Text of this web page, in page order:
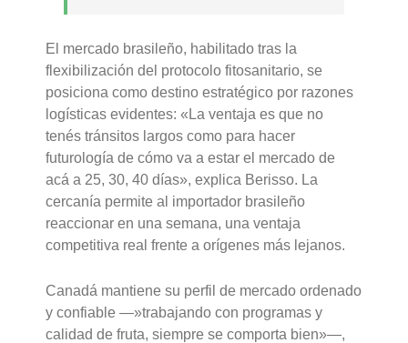
El mercado brasileño, habilitado tras la
flexibilización del protocolo fitosanitario, se
posiciona como destino estratégico por razones
logísticas evidentes: «La ventaja es que no
tenés tránsitos largos como para hacer
futurología de cómo va a estar el mercado de
acá a 25, 30, 40 días», explica Berisso. La
cercanía permite al importador brasileño
reaccionar en una semana, una ventaja
competitiva real frente a orígenes más lejanos.
Canadá mantiene su perfil de mercado ordenado
y confiable —»trabajando con programas y
calidad de fruta, siempre se comporta bien»—,